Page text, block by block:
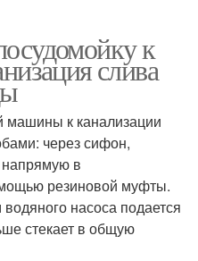
к
слива
машины к канализации
через сифон,
в
резиновой муфты.
насоса подается
стекает в общую